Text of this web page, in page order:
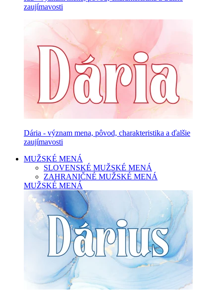
zaujímavosti
Dária - význam mena, pôvod, charakteristika a ďalšie
zaujímavosti
MUŽSKÉ MENÁ
SLOVENSKÉ MUŽSKÉ MENÁ
ZAHRANIČNÉ MUŽSKÉ MENÁ
MUŽSKÉ MENÁ